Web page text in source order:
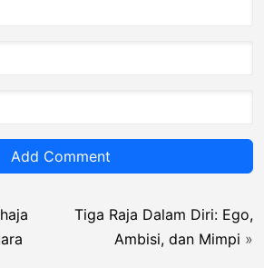
Add Comment
Tiga Raja Dalam Diri: Ego,
Ambisi, dan Mimpi »